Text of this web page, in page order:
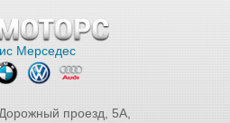
Мерседес
проезд, 5А